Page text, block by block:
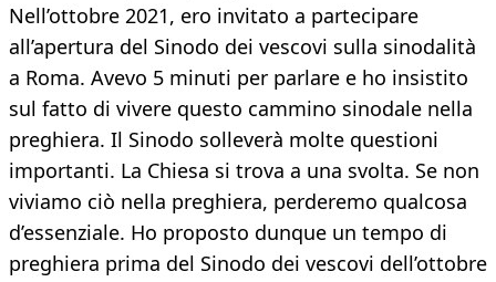
Nell’ottobre 2021, ero invitato a partecipare
all’apertura del Sinodo dei vescovi sulla sinodalità
a Roma. Avevo 5 minuti per parlare e ho insistito
sul fatto di vivere questo cammino sinodale nella
preghiera. Il Sinodo solleverà molte questioni
importanti. La Chiesa si trova a una svolta. Se non
viviamo ciò nella preghiera, perderemo qualcosa
d’essenziale. Ho proposto dunque un tempo di
preghiera prima del Sinodo dei vescovi dell’ottobre